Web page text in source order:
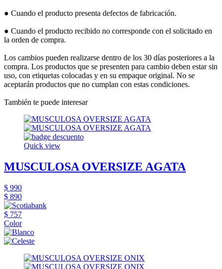
● Cuando el producto presenta defectos de fabricación.
● Cuando el producto recibido no corresponde con el solicitado en
la orden de compra.
Los cambios pueden realizarse dentro de los 30 días posteriores a la
compra. Los productos que se presenten para cambio deben estar sin
uso, con etiquetas colocadas y en su empaque original. No se
aceptarán productos que no cumplan con estas condiciones.
También te puede interesar
Quick view
MUSCULOSA OVERSIZE AGATA
$ 990
$ 890
$ 757
Color